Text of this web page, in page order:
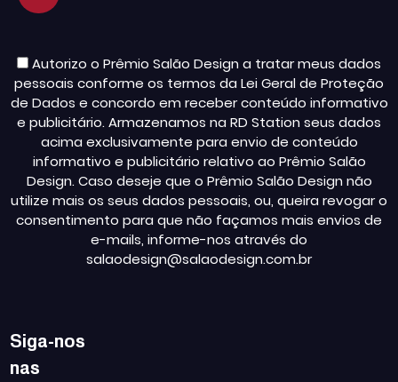
Autorizo o Prêmio Salão Design a tratar meus dados
pessoais conforme os termos da Lei Geral de Proteção
de Dados e concordo em receber conteúdo informativo
e publicitário. Armazenamos na RD Station seus dados
acima exclusivamente para envio de conteúdo
informativo e publicitário relativo ao Prêmio Salão
Design. Caso deseje que o Prêmio Salão Design não
utilize mais os seus dados pessoais, ou, queira revogar o
consentimento para que não façamos mais envios de
e-mails, informe-nos através do
salaodesign@salaodesign.com.br
Siga-nos
nas